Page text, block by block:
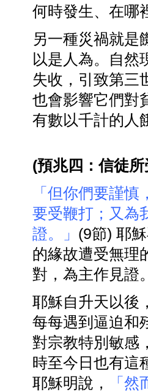
何時發生、在哪
另一種災禍就是
以是人為。自然
失收，引致第三
也會影響它們對
有數以千計的人
(預兆四：信徒
「但你們要謹
要受鞭打；又為
證。」 (9節) 耶
的緣故遭受無理
對，為主作見證
耶穌自升天以後
每每遇到逼迫和
對宗教特別敏感
時至今日也有這
耶穌明說，
「